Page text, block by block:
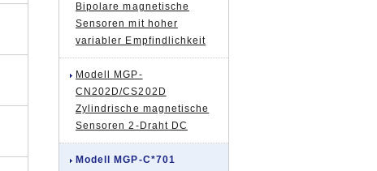
Bipolare magnetische
Sensoren mit hoher
variabler Empfindlichkeit
Modell MGP-
CN202D/CS202D
Zylindrische magnetische
Sensoren 2-Draht DC
Modell MGP-C*701